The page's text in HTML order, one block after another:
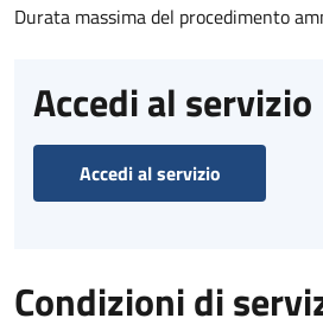
Durata massima del procedimento
Accedi al servizio
Accedi al servizio
Condizioni di